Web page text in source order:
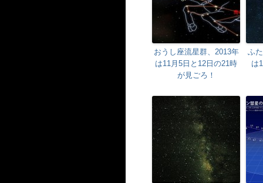
おうし座流星群、2013年
は11月5日と12日の21時
が見ごろ！
ふ
は